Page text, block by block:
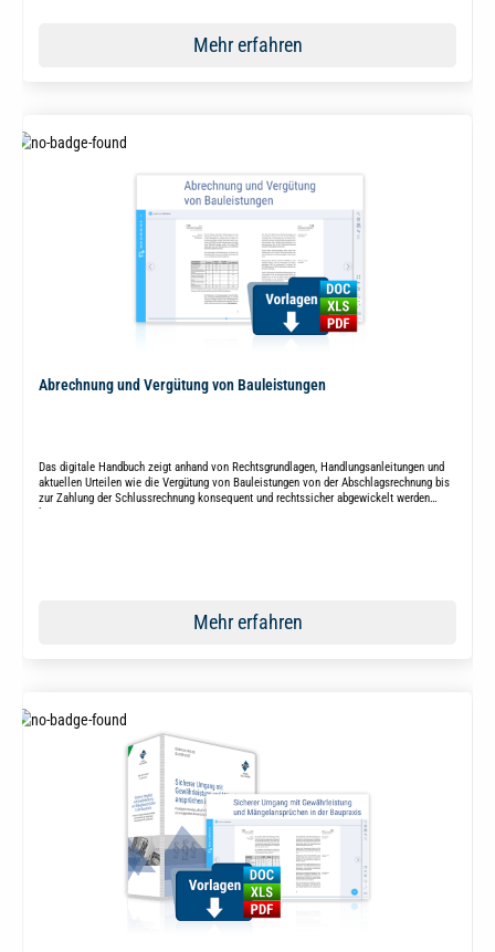
Mehr erfahren
Abrechnung und Vergütung von Bauleistungen
Das digitale Handbuch zeigt anhand von Rechtsgrundlagen, Handlungsanleitungen und
aktuellen Urteilen wie die Vergütung von Bauleistungen von der Abschlagsrechnung bis
zur Zahlung der Schlussrechnung konsequent und rechtssicher abgewickelt werden
Mehr erfahren